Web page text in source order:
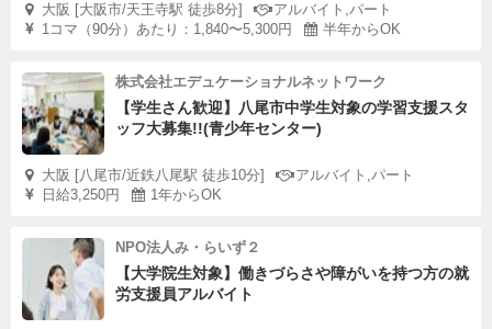
大阪 [大阪市/天王寺駅 徒歩8分]
アルバイト,パート
1コマ（90分）あたり：1,840〜5,300円
半年からOK
株式会社エデュケーショナルネットワーク
【学生さん歓迎】八尾市中学生対象の学習支援スタ
ッフ大募集!!(青少年センター)
大阪 [八尾市/近鉄八尾駅 徒歩10分]
アルバイト,パート
日給3,250円
1年からOK
NPO法人み・らいず２
【大学院生対象】働きづらさや障がいを持つ方の就
労支援員アルバイト